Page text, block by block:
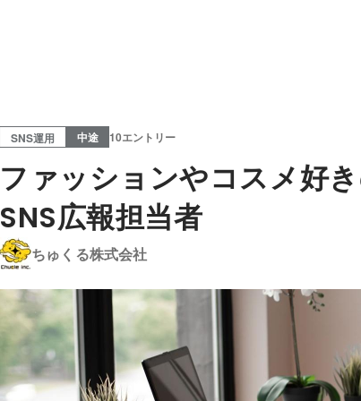
SNS運用 中途 10エントリー
ファッションやコスメ好
SNS広報担当者
ちゅくる株式会社